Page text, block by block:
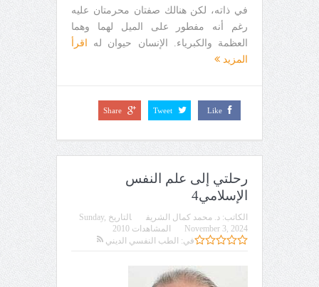
في ذاته، لكن هنالك صفتان محرمتان عليه
رغم أنه مفطور على الميل لهما وهما
العظمة والكبرياء. الإنسان حيوان له
اقرأ
المزيد
Like
Tweet
Share
رحلتي إلى علم النفس
الإسلامي4
الكاتب: د. محمد كمال الشريف التاريخ Sunday,
November 3, 2024
في: الطب النفسي الديني
المشاهدات 2010